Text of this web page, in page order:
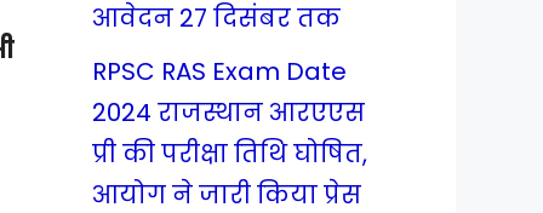
आवेदन 27 दिसंबर तक
RPSC RAS Exam Date
2024 राजस्थान आरएएस
प्री की परीक्षा तिथि घोषित,
आयोग ने जारी किया प्रेस